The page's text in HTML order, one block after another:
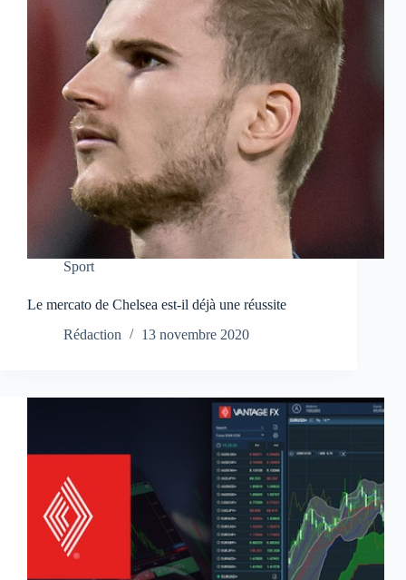
Sport
Le mercato de Chelsea est-il déjà une réussite
Rédaction
13 novembre 2020